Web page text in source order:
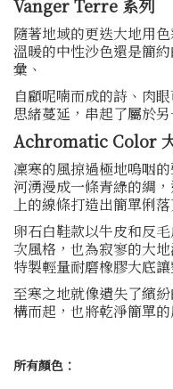
Vanger Terre 系列
隨著地域的更迭大地用
溫暖的中性沙色還是簡
彙、
自顧呢喃而成的詩、肉
思緒蔓延，串起了屬於
Achromatic Color
凜寒的風掠過極地嗚咽
河湧漫成一條青綠的綢
上的線條打造出簡單俐
卵石白鞋款以牛皮和反
次風格，也為寂寥的大
特製輕量耐磨橡膠大底
至寒之地就像遺失了繽
構而起，也將乾淨簡單
所有顏色：